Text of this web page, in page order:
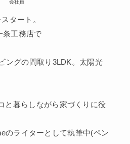
会社員
タート。
条工務店で
ングの間取り3LDK。太陽光
と暮らしながら家づくりに役
のライターとして執筆中(ペン